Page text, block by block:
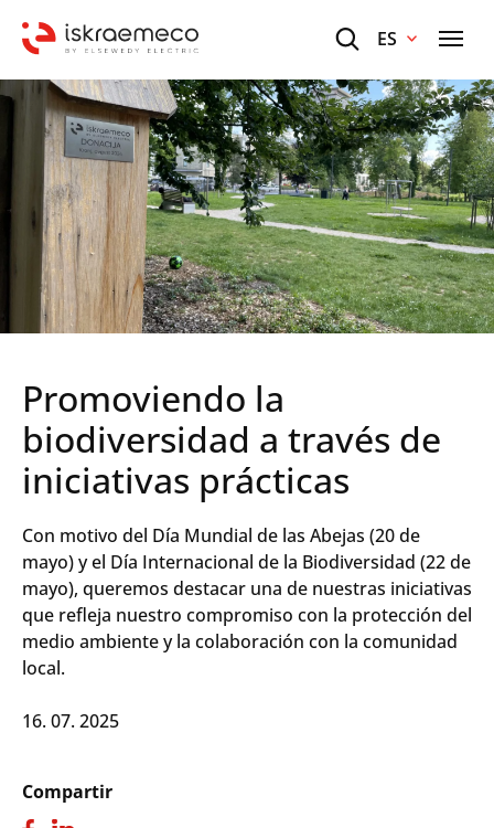
ES
Promoviendo la
biodiversidad a través de
iniciativas prácticas
Con motivo del Día Mundial de las Abejas (20 de
mayo) y el Día Internacional de la Biodiversidad (22 de
mayo), queremos destacar una de nuestras iniciativas
que refleja nuestro compromiso con la protección del
medio ambiente y la colaboración con la comunidad
local.
16. 07. 2025
Compartir